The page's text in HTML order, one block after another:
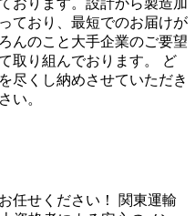
おります。設計から製造加
ており、最短でのお届けが
んのこと大手企業のご要望
取り組んでおります。 ど
尽くし納めさせていただき
い。
任せください！ 関東運輸